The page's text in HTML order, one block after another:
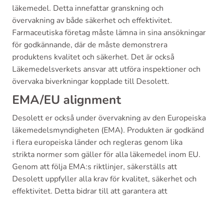
läkemedel. Detta innefattar granskning och
övervakning av både säkerhet och effektivitet.
Farmaceutiska företag måste lämna in sina ansökningar
för godkännande, där de måste demonstrera
produktens kvalitet och säkerhet. Det är också
Läkemedelsverkets ansvar att utföra inspektioner och
övervaka biverkningar kopplade till Desolett.
EMA/EU alignment
Desolett er också under övervakning av den Europeiska
läkemedelsmyndigheten (EMA). Produkten är godkänd
i flera europeiska länder och regleras genom lika
strikta normer som gäller för alla läkemedel inom EU.
Genom att följa EMA:s riktlinjer, säkerställs att
Desolett uppfyller alla krav för kvalitet, säkerhet och
effektivitet. Detta bidrar till att garantera att